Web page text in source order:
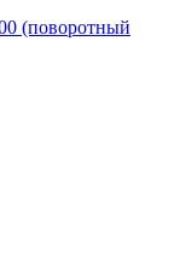
(поворотный